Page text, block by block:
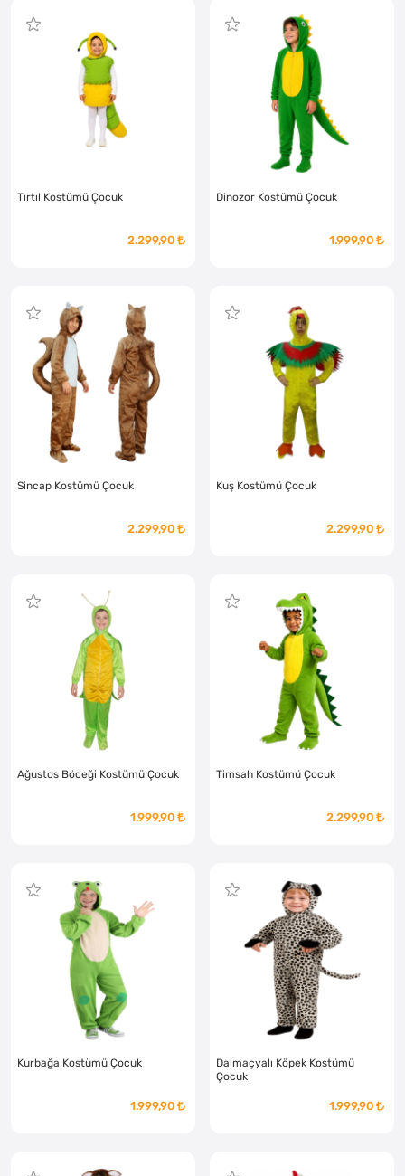
Tırtıl Kostümü Çocuk
2.299,90
Dinozor Kostümü Çocuk
1.999,90
Sincap Kostümü Çocuk
2.299,90
Kuş Kostümü Çocuk
2.299,90
Ağustos Böceği Kostümü Çocuk
1.999,90
Timsah Kostümü Çocuk
2.299,90
Kurbağa Kostümü Çocuk
1.999,90
Dalmaçyalı Köpek Kostümü
Çocuk
1.999,90